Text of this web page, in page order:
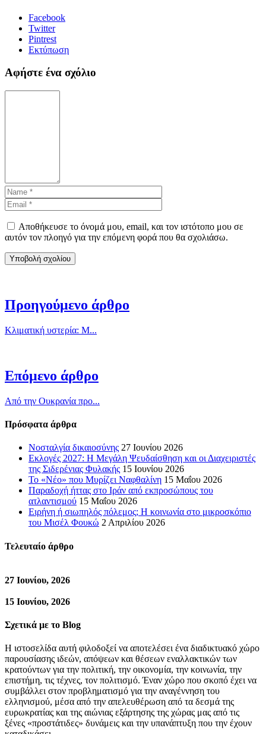
Facebook
Twitter
Pintrest
Εκτύπωση
Αφήστε ένα σχόλιο
Αποθήκευσε το όνομά μου, email, και τον ιστότοπο μου σε
αυτόν τον πλοηγό για την επόμενη φορά που θα σχολιάσω.
Προηγούμενο άρθρο
Κλιματική υστερία: Μ...
Επόμενο άρθρο
Από την Ουκρανία προ...
Πρόσφατα άρθρα
Νοσταλγία δικαιοσύνης 27 Ιουνίου 2026
Εκλογές 2027: Η Μεγάλη Ψευδαίσθηση και οι Διαχειριστές
της Σιδερένιας Φυλακής 15 Ιουνίου 2026
Το «Νέο» που Μυρίζει Ναφθαλίνη 15 Μαΐου 2026
Παραδοχή ήττας στο Ιράν από εκπροσώπους του
ατλαντισμού 15 Μαΐου 2026
Ειρήνη ή σιωπηλός πόλεμος; Η κοινωνία στο μικροσκόπιο
του Μισέλ Φουκώ 2 Απριλίου 2026
Τελευταίο άρθρο
27 Ιουνίου, 2026
15 Ιουνίου, 2026
Σχετικά με το Blog
Η ιστοσελίδα αυτή φιλοδοξεί να αποτελέσει ένα διαδικτυακό χώρο
παρουσίασης ιδεών, απόψεων και θέσεων εναλλακτικών των
κρατούντων για την πολιτική, την οικονομία, την κοινωνία, την
επιστήμη, τις τέχνες, τον πολιτισμό. Έναν χώρο που σκοπό έχει να
συμβάλλει στον προβληματισμό για την αναγέννηση του
ελληνισμού, μέσα από την απελευθέρωση από τα δεσμά της
ευρωκρατίας και της αιώνιας εξάρτησης της χώρας μας από τις
ξένες «προστάτιδες» δυνάμεις και την υπανάπτυξη που την έχουν